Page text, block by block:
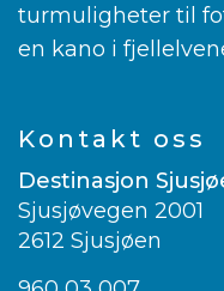
turmuligheter til
en kano i
Kontakt oss
Destinasjon
Sjusjøvegen 2001
2612 Sjusjøen